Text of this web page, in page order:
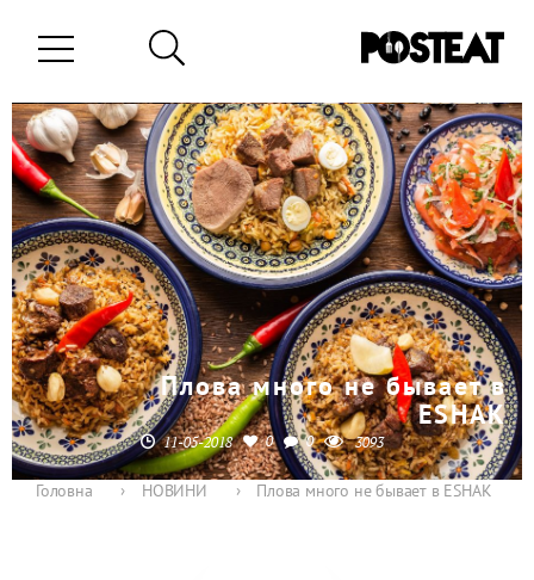
Плова много не бывает в
ESHAK
11-05-2018 0 0 3093
Головна › НОВИНИ › Плова много не бывает в ESHAK